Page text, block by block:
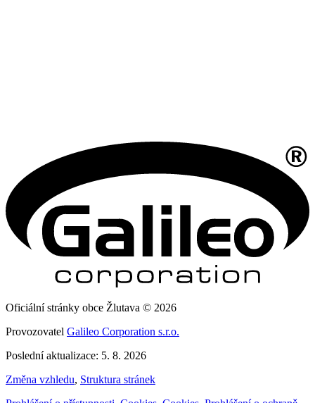
Oficiální stránky obce Žlutava © 2026
Provozovatel Galileo Corporation s.r.o.
Poslední aktualizace: 5. 8. 2026
Změna vzhledu, Struktura stránek